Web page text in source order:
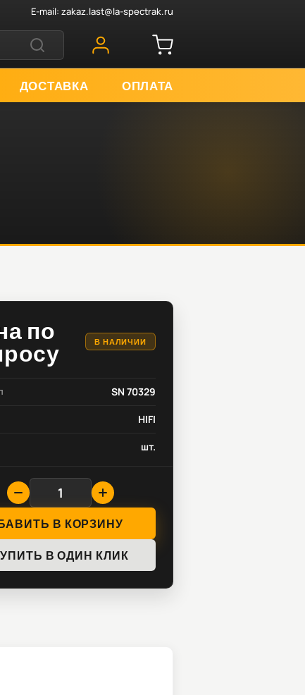
E-mail: zakaz.last@la-spectrak.ru
ДОСТАВКА ОПЛАТА
по
В НАЛИЧИИ
SN 70329
HIFI
шт.
В КОРЗИНУ
В ОДИН КЛИК